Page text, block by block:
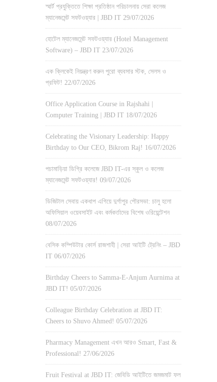
স্মার্ট প্রযুক্তিতে শিক্ষা প্রতিষ্ঠান পরিচালনায় সেরা কলেজ
ম্যানেজমেন্ট সফটওয়্যার | JBD IT 29/07/2026
হোটেল ম্যানেজমেন্ট সফটওয়্যার (Hotel Management
Software) – JBD IT 23/07/2026
এক ক্লিকেই নিয়ন্ত্রণ করুন পুরো ব্যবসার স্টক, সেলস ও
প্রফিট! 22/07/2026
Office Application Course in Rajshahi |
Computer Training | JBD IT 18/07/2026
Celebrating the Visionary Leadership: Happy
Birthday to Our CEO, Bikrom Raj! 16/07/2026
পচামাড়িয়া ডিগ্রি কলেজে JBD IT-এর স্কুল ও কলেজ
ম্যানেজমেন্ট সফটওয়্যার! 09/07/2026
ডিজিটাল সেবায় একধাপ এগিয়ে দুর্গাপুর পৌরসভা: চালু হলো
অফিসিয়াল ওয়েবসাইট এবং কর্মকর্তাদের বিশেষ ওরিয়েন্টেশন
08/07/2026
বেসিক কম্পিউটার কোর্স রাজশাহী | সেরা আইটি ট্রেনিং – JBD
IT 06/07/2026
Birthday Cheers to Samma-E-Anjum Aurnima at
JBD IT! 05/07/2026
Colleague Birthday Celebration at JBD IT:
Cheers to Shuvo Ahmed! 05/07/2026
Pharmacy Management এখন আরও Smart, Fast &
Professional! 27/06/2026
Fruit Festival at JBD IT: জেবিডি আইটিতে জমজমাট ফল